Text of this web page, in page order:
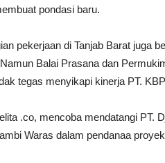
pondasi baru.
pekerjaan di Tanjab Barat juga
Balai Prasana dan
tegas menyikapi kinerja PT.
.co, mencoba mendatangi PT.
Waras dalam pendanaa